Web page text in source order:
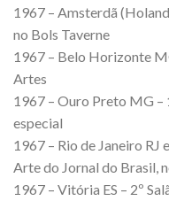
1967 – Amsterdã
no Bols Taverne
1967 – Belo Horizonte
Artes
1967 – Ouro Preto MG –
especial
1967 – Rio de Janeiro RJ
Arte do Jornal do Brasil,
1967 – Vitória ES – 2º